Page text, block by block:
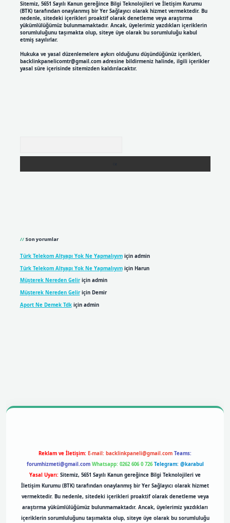
Sitemiz, 5651 Sayılı Kanun gereğince Bilgi Teknolojileri ve İletişim Kurumu
(BTK) tarafından onaylanmış bir Yer Sağlayıcı olarak hizmet vermektedir. Bu
nedenle, sitedeki içerikleri proaktif olarak denetleme veya araştırma
yükümlülüğümüz bulunmamaktadır. Ancak, üyelerimiz yazdıkları içeriklerin
sorumluluğunu taşımakta olup, siteye üye olarak bu sorumluluğu kabul
etmiş sayılırlar.
Hukuka ve yasal düzenlemelere aykırı olduğunu düşündüğünüz içerikleri,
backlinkpanelicomtr@gmail.comadresine bildirmeniz halinde, ilgili içerikler
yasal süre içerisinde sitemizden kaldırılacaktır.
Son yorumlar
Türk Telekom Altyapı Yok Ne Yapmalıyımiçin admin
Türk Telekom Altyapı Yok Ne Yapmalıyımiçin Harun
Müşterek Nereden Geliriçin admin
Müşterek Nereden Geliriçin Demir
Aport Ne Demek Tdkiçin admin
Reklam ve İletişim: E-mail: backlinkpaneli@gmail.com Teams:
forumhizmeti@gmail.com Whatsapp: 0262 606 0 726 Telegram: @karabul
Yasal Uyarı: Sitemiz, 5651 Sayılı Kanun gereğince Bilgi Teknolojileri ve
İletişim Kurumu (BTK) tarafından onaylanmış bir Yer Sağlayıcı olarak hizmet
vermektedir. Bu nedenle, sitedeki içerikleri proaktif olarak denetleme veya
araştırma yükümlülüğümüz bulunmamaktadır. Ancak, üyelerimiz yazdıkları
içeriklerin sorumluluğunu taşımakta olup, siteye üye olarak bu sorumluluğu